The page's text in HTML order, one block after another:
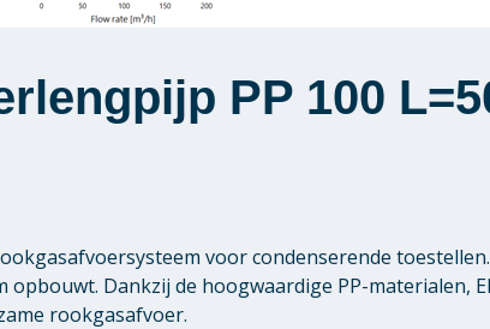
PP 100
voor condenserende
Dankzij de hoogwaardige PP-materialen,
rookgasafvoer.